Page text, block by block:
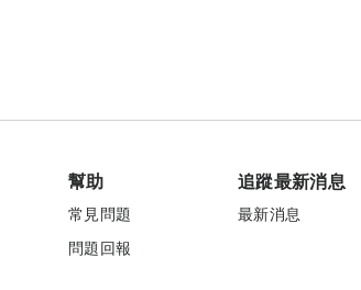
幫助
常見問題
問題回報
追蹤最新消息
最新消息